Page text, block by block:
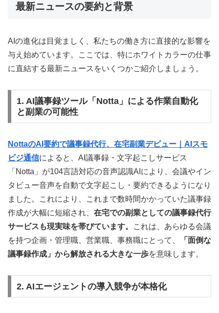
最新ニュースの要約と背景
AIの進化は目覚ましく、私たちの働き方に直接的な影響を
与え始めています。ここでは、特にホワイトカラーの仕事
に直結する最新ニュースをいくつかご紹介しましょう。
1. AI議事録ツール「Notta」による作業自動化
と副業の可能性
NottaのAI要約で議事録代行、在宅副業デビュー｜AIスモ
ビジ通信によると、AI議事録・文字起こしサービス
「Notta」が104言語対応の音声認識AIにより、会議やイン
タビュー音声を自動で文字起こし・要約できるようになり
ました。これにより、これまで数時間かかっていた議事録
作成が大幅に短縮され、 在宅での副業としての議事録代行
サービスも現実味を帯びています。
これは、あらゆる会議
を持つ企画・管理職、営業職、事務職にとって、
「面倒な
議事録作成」から解放される大きな一歩を意味します。
2. AIエージェントの導入競争が本格化